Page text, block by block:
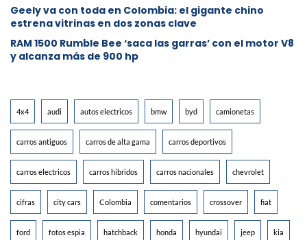
Geely va con toda en Colombia: el gigante chino
estrena vitrinas en dos zonas clave
RAM 1500 Rumble Bee ‘saca las garras’ con el motor V8
y alcanza más de 900 hp
4x4 audi autos electricos bmw byd camionetas
carros antiguos carros de alta gama carros deportivos
carros electricos carros hibridos carros nacionales chevrolet
cifras city cars Colombia comentarios crossover fiat
ford fotos espia hatchback honda hyundai jeep kia